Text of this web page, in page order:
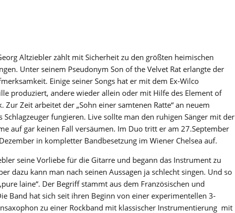
Altziebler zählt mit Sicherheit zu den größten heimischen
Unter seinem Pseudonym Son of the Velvet Rat erlangte der
Einige seiner Songs hat er mit dem Ex-Wilco
produziert, andere wieder allein oder mit Hilfe des Element of
Zur Zeit arbeitet der „Sohn einer samtenen Ratte“ an neuem
fungieren. Live sollte man den ruhigen Sänger mit der
auf gar keinen Fall versäumen. Im Duo tritt er am 27.September
in kompletter Bandbesetzung im Wiener Chelsea auf.
seine Vorliebe für die Gitarre und begann das Instrument zu
dazu kann man nach seinen Aussagen ja schlecht singen. Und so
laine“. Der Begriff stammt aus dem Französischen und
Band hat sich seit ihren Beginn von einer experimentellen 3-
zu einer Rockband mit klassischer Instrumentierung mit